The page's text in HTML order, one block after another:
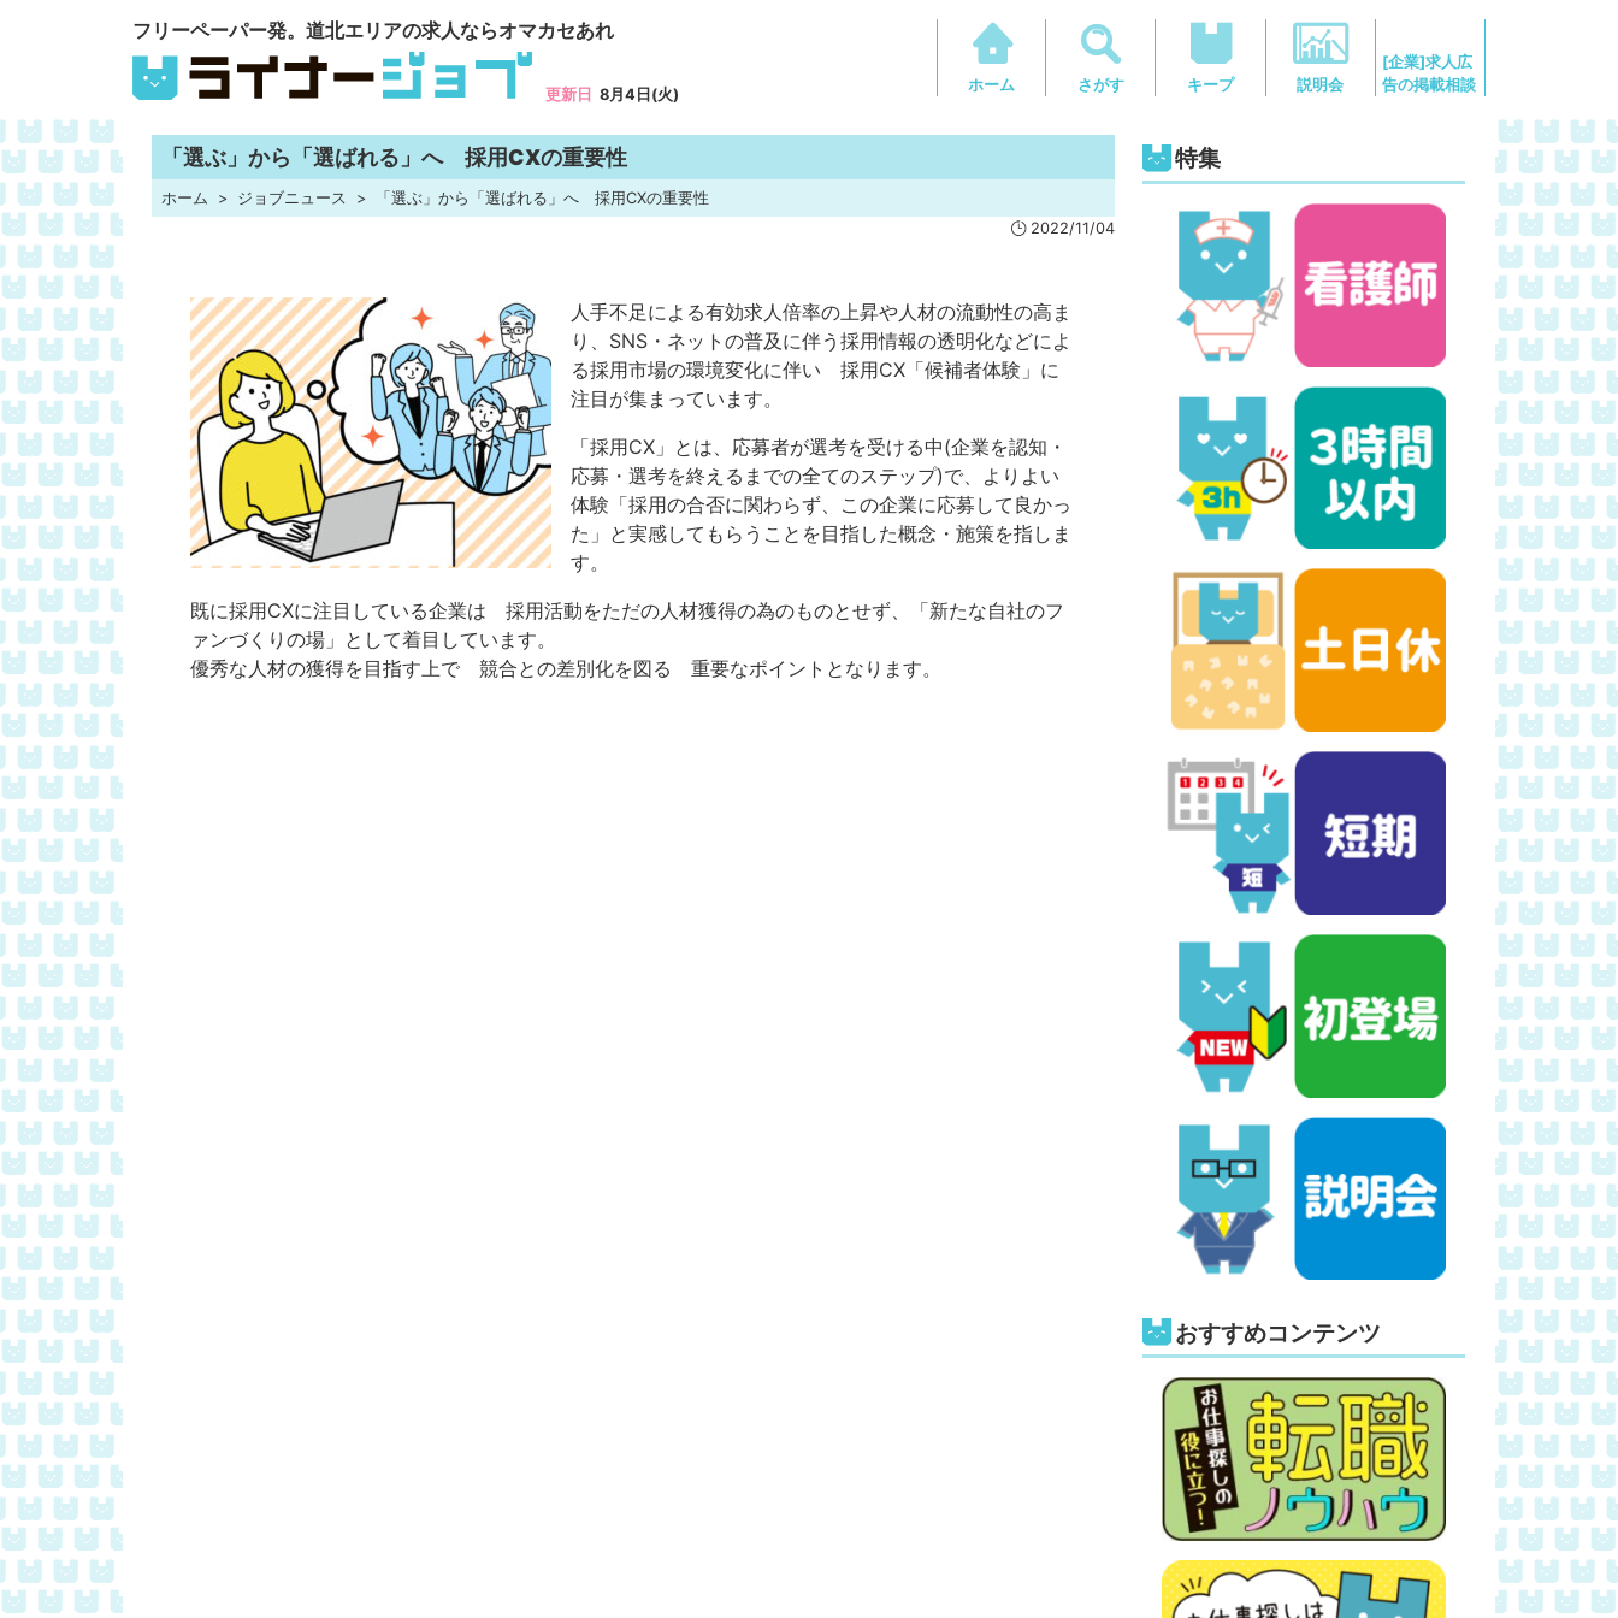
フリーペーパー発。道北エリアの求人ならオマカセあれ
更新日 8月4日(火)
ホーム さがす キープ 説明会
[企業]求人広
告の掲載相談
「選ぶ」から「選ばれる」へ 採用CXの重要性
ホーム ジョブニュース
「選ぶ」から「選ばれる」へ 採用CXの重要性
2022/11/04
人手不足による有効求人倍率の上昇や人材の流動性の高ま
り、SNS・ネットの普及に伴う採用情報の透明化などによ
る採用市場の環境変化に伴い 採用CX「候補者体験」に
注目が集まっています。
「採用CX」とは、応募者が選考を受ける中(企業を認知・
応募・選考を終えるまでの全てのステップ)で、よりよい
体験「採用の合否に関わらず、この企業に応募して良かっ
た」と実感してもらうことを目指した概念・施策を指しま
す。
既に採用CXに注目している企業は 採用活動をただの人材獲得の為のものとせず、「新たな自社のフ
ァンづくりの場」として着目しています。
優秀な人材の獲得を目指す上で 競合との差別化を図る 重要なポイントとなります。
特集
おすすめコンテンツ